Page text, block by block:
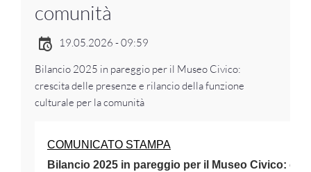
comunità
19.05.2026 - 09:59
Bilancio 2025 in pareggio per il Museo Civico:
crescita delle presenze e rilancio della funzione
culturale per la comunità
COMUNICATO STAMPA
Bilancio 2025 in pareggio per il Museo Civico: